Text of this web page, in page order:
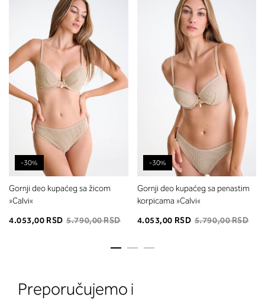
-30%
Gornji deo kupaćeg sa žicom
»Calvi«
4.053,00 RSD 5.790,00 RSD
-30%
Gornji deo kupaćeg sa penastim
korpicama »Calvi«
4.053,00 RSD 5.790,00 RSD
Preporučujemo i